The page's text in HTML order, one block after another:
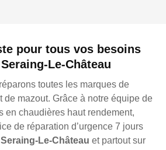
pour tous vos besoins
Le-Château
toutes les marques de
de mazout. Grâce à notre équipe de
en chaudières haut rendement,
de réparation d’urgence 7 jours
Seraing-Le-Château et partout sur